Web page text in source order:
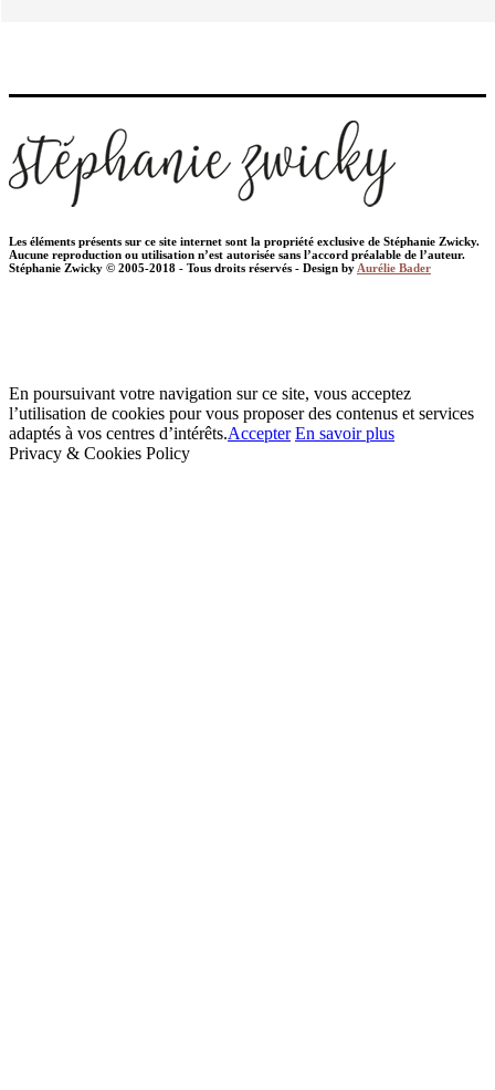
Les éléments présents sur ce site internet sont la propriété exclusive de Stéphanie Zwicky.
Aucune reproduction ou utilisation n’est autorisée sans l’accord préalable de l’auteur.
Stéphanie Zwicky © 2005-2018 - Tous droits réservés - Design by Aurélie Bader
En poursuivant votre navigation sur ce site, vous acceptez
l’utilisation de cookies pour vous proposer des contenus et services
adaptés à vos centres d’intérêts.Accepter En savoir plus
Privacy & Cookies Policy